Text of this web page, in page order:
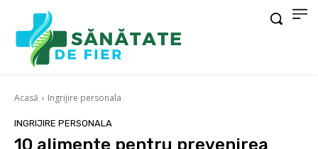
Acasă Ingrijire personala
INGRIJIRE PERSONALA
10 alimente pentru prevenirea